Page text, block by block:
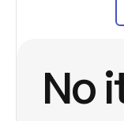
No